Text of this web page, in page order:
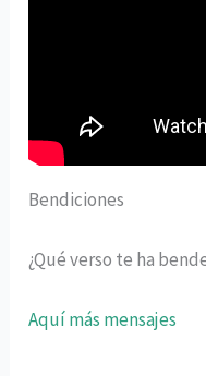
Bendiciones
¿Qué verso te ha
Aquí más mensajes